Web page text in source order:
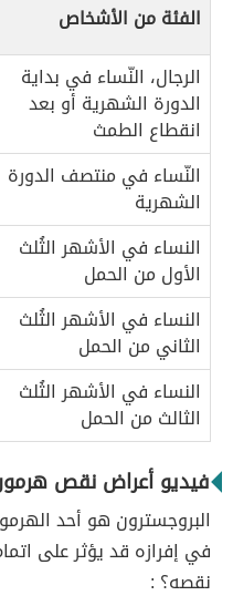
الفئة من الأشخاص
الرجال، النّساء في بداية
الدورة الشهرية أو بعد
انقطاع الطمث
النّساء في منتصف الدورة
الشهرية
النساء في الأشهر الثُلث
الأول من الحمل
النساء في الأشهر الثُلث
الثاني من الحمل
النساء في الأشهر الثُلث
الثالث من الحمل
فيديو أعراض نقص
البروجسترون هو أحد
في إفرازه قد يؤثر على
نقصه؟ :